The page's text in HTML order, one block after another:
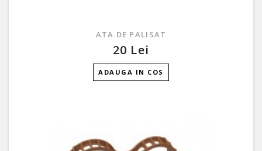
ATA DE PALISAT
20 Lei
ADAUGA IN COS